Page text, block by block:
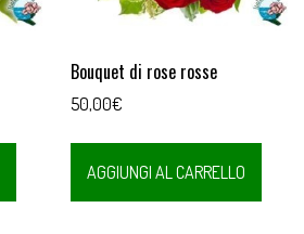
Bouquet di rose rosse
50,00€
AGGIUNGI AL CARRELLO